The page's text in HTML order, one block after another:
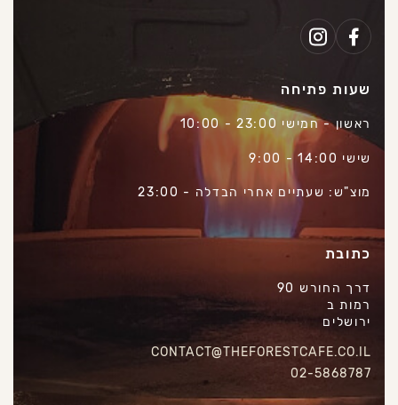
שעות פתיחה
ראשון - חמישי 23:00 - 10:00
שישי 14:00 - 9:00
מוצ"ש: שעתיים אחרי הבדלה - 23:00
כתובת
דרך החורש 90
רמות ב
ירושלים
CONTACT@THEFORESTCAFE.CO.IL
02-5868787